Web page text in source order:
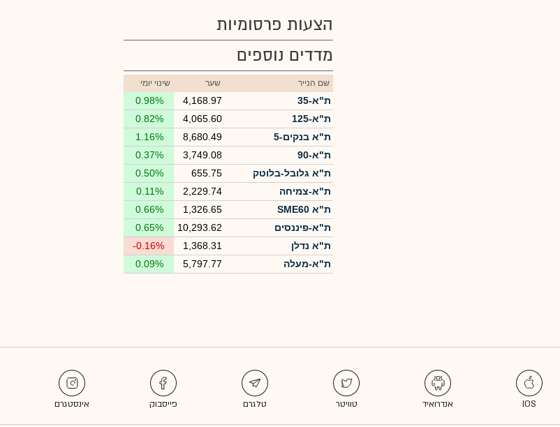
הצעות פרסומיות
מדדים נוספים
שם הנייר שער שינוי יומי
ת"א-35 4,168.97
0.98%
ת"א-125
4,065.60
0.82%
ת"א בנקים-5
8,680.49
1.16%
ת"א-90
3,749.08
0.37%
ת"א גלובל-בלוטק
655.75
0.50%
ת"א-צמיחה
2,229.74
0.11%
ת"א SME60
1,326.65
0.66%
ת"א-פיננסים
10,293.62
0.65%
ת"א נדלן
1,368.31
-0.16%
ת"א-מעלה
5,797.77
0.09%